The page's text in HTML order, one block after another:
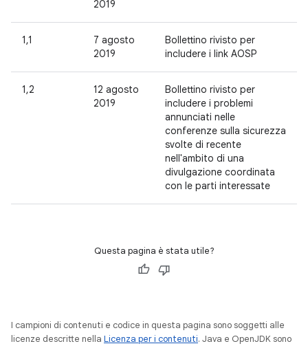
2019
1,1
7 agosto
2019
Bollettino rivisto per
includere i link AOSP
1,2
12 agosto
2019
Bollettino rivisto per
includere i problemi
annunciati nelle
conferenze sulla sicurezza
svolte di recente
nell'ambito di una
divulgazione coordinata
con le parti interessate
Questa pagina è stata utile?
I campioni di contenuti e codice in questa pagina sono soggetti alle
licenze descritte nella Licenza per i contenuti. Java e OpenJDK sono